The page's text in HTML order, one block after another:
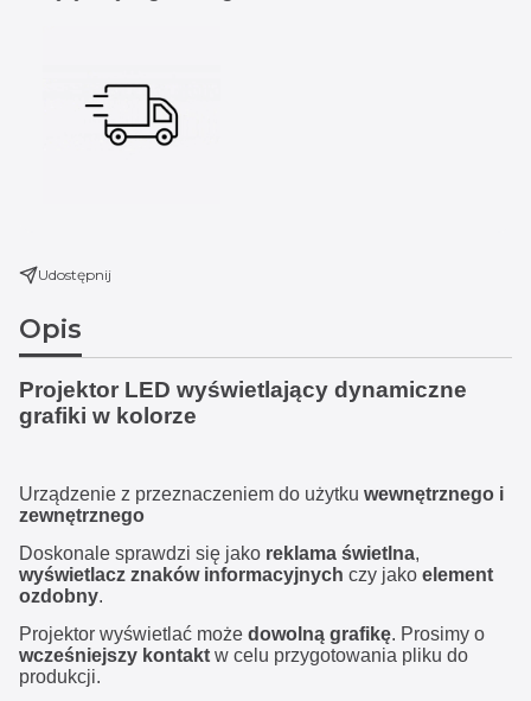
Udostępnij
Opis
Projektor LED wyświetlający dynamiczne
grafiki w kolorze
Urządzenie z przeznaczeniem do użytku wewnętrznego i
zewnętrznego
Doskonale sprawdzi się jako reklama świetlna,
wyświetlacz znaków informacyjnych czy jako element
ozdobny.
Projektor wyświetlać może dowolną grafikę. Prosimy o
wcześniejszy kontakt w celu przygotowania pliku do
produkcji.